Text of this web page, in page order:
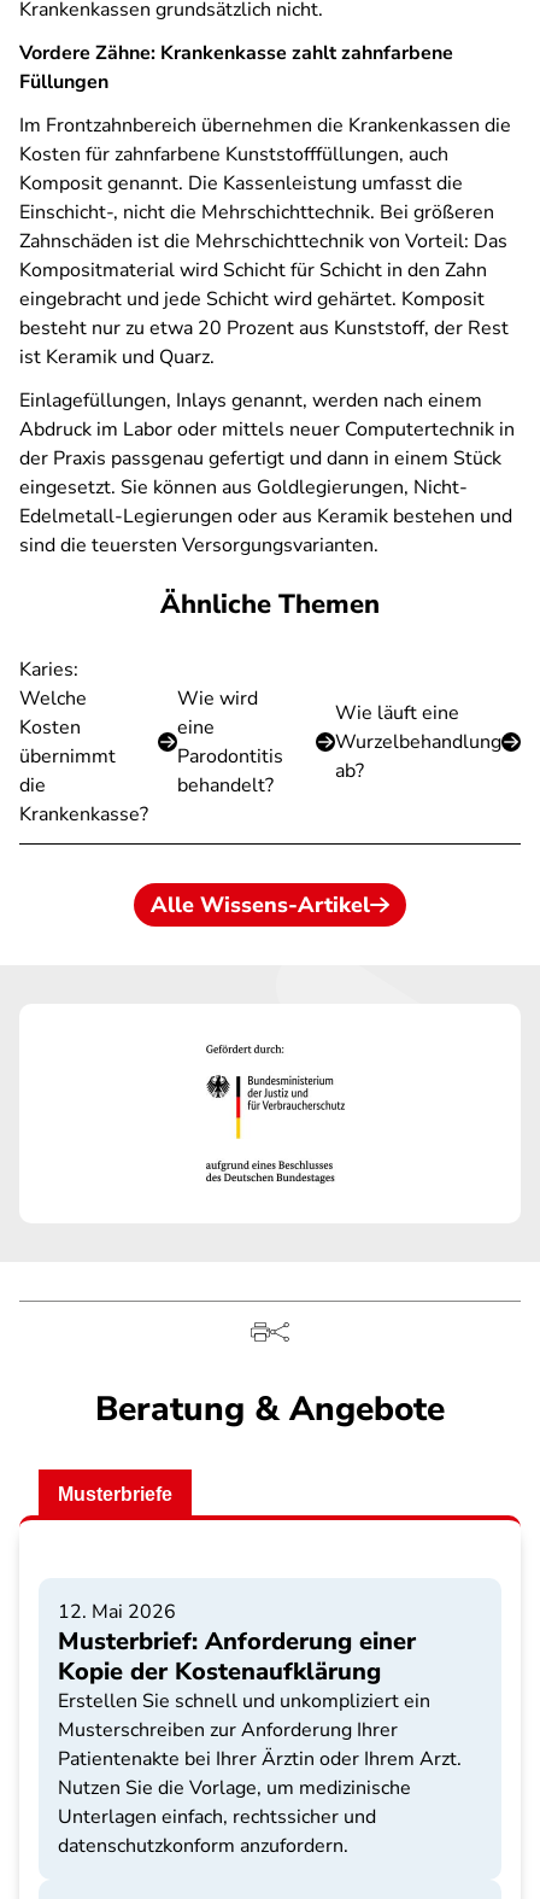
Krankenkassen grundsätzlich nicht.
Vordere Zähne: Krankenkasse zahlt zahnfarbene
Füllungen
Im Frontzahnbereich übernehmen die Krankenkassen die
Kosten für zahnfarbene Kunststofffüllungen, auch
Komposit genannt. Die Kassenleistung umfasst die
Einschicht-, nicht die Mehrschichttechnik. Bei größeren
Zahnschäden ist die Mehrschichttechnik von Vorteil: Das
Kompositmaterial wird Schicht für Schicht in den Zahn
eingebracht und jede Schicht wird gehärtet. Komposit
besteht nur zu etwa 20 Prozent aus Kunststoff, der Rest
ist Keramik und Quarz.
Einlagefüllungen, Inlays genannt, werden nach einem
Abdruck im Labor oder mittels neuer Computertechnik in
der Praxis passgenau gefertigt und dann in einem Stück
eingesetzt. Sie können aus Goldlegierungen, Nicht-
Edelmetall-Legierungen oder aus Keramik bestehen und
sind die teuersten Versorgungsvarianten.
Ähnliche Themen
Karies:
Welche
Kosten
übernimmt
die
Krankenkasse?
Wie wird
eine
Parodontitis
behandelt?
Wie läuft eine
Wurzelbehandlung
ab?
Alle Wissens-Artikel
Beratung & Angebote
Musterbriefe
12. Mai 2026
Musterbrief: Anforderung einer
Kopie der Kostenaufklärung
Erstellen Sie schnell und unkompliziert ein
Musterschreiben zur Anforderung Ihrer
Patientenakte bei Ihrer Ärztin oder Ihrem Arzt.
Nutzen Sie die Vorlage, um medizinische
Unterlagen einfach, rechtssicher und
datenschutzkonform anzufordern.